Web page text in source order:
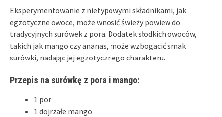
Eksperymentowanie z nietypowymi składnikami, jak
egzotyczne owoce, może wnosić świeży powiew do
tradycyjnych surówek z pora. Dodatek słodkich owoców,
takich jak mango czy ananas, może wzbogacić smak
surówki, nadając jej egzotycznego charakteru.
Przepis na surówkę z pora i mango:
1 por
1 dojrzałe mango